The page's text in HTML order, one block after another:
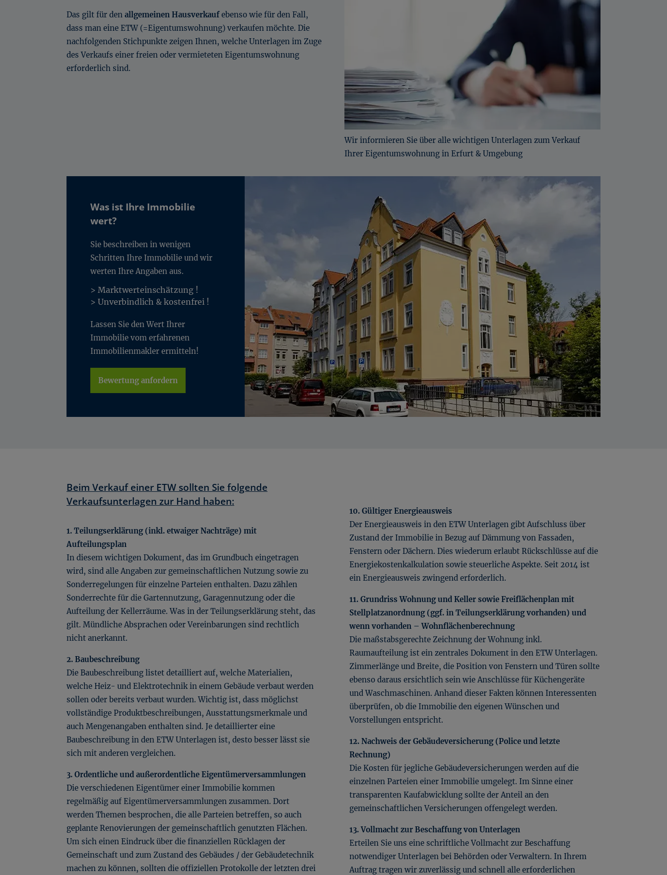
Grundstück verkaufen Erfurt
Grundstück verkaufen Sömmerda
Zinshaus und Renditeobjekt Bad Langensalza
Zinshaus und Renditeobjekt Sömmerda
Zinshaus und Renditeobjekt Arnstadt
Das gilt für den allgemeinen Hausverkaufebenso wie für den Fall,
dass man eine ETW (=Eigentumswohnung) verkaufen möchte. Die
nachfolgenden Stichpunkte zeigen Ihnen, welche Unterlagen im Zuge
des Verkaufs einer freien oder vermieteten Eigentumswohnung
erforderlich sind.
Wir informieren Sie über alle wichtigen Unterlagen zum Verkauf
Ihrer Eigentumswohnung in Erfurt & Umgebung
Was ist Ihre Immobilie
wert?
Sie beschreiben in wenigen
Schritten Ihre Immobilie und wir
werten Ihre Angaben aus.
> Marktwerteinschätzung !
> Unverbindlich & kostenfrei !
Lassen Sie den Wert Ihrer
Immobilie vom erfahrenen
Immobilienmakler ermitteln!
Bewertung anfordern
Beim Verkauf einer ETW sollten Sie folgende
Verkaufsunterlagen zur Hand haben:
1. Teilungserklärung (inkl. etwaiger Nachträge) mit
Aufteilungsplan
In diesem wichtigen Dokument, das im Grundbuch eingetragen
wird, sind alle Angaben zur gemeinschaftlichen Nutzung sowie zu
Sonderregelungen für einzelne Parteien enthalten. Dazu zählen
Sonderrechte für die Gartennutzung, Garagennutzung oder die
Aufteilung der Kellerräume. Was in der Teilungserklärung steht, das
gilt. Mündliche Absprachen oder Vereinbarungen sind rechtlich
nicht anerkannt.
2. Baubeschreibung
Die Baubeschreibung listet detailliert auf, welche Materialien,
welche Heiz- und Elektrotechnik in einem Gebäude verbaut werden
sollen oder bereits verbaut wurden. Wichtig ist, dass möglichst
vollständige Produktbeschreibungen, Ausstattungsmerkmale und
auch Mengenangaben enthalten sind. Je detaillierter eine
Baubeschreibung in den ETW Unterlagen ist, desto besser lässt sie
sich mit anderen vergleichen.
3. Ordentliche und außerordentliche Eigentümerversammlungen
Die verschiedenen Eigentümer einer Immobilie kommen
regelmäßig auf Eigentümerversammlungen zusammen. Dort
werden Themen besprochen, die alle Parteien betreffen, so auch
geplante Renovierungen der gemeinschaftlich genutzten Flächen.
Um sich einen Eindruck über die finanziellen Rücklagen der
Gemeinschaft und zum Zustand des Gebäudes / der Gebäudetechnik
machen zu können, sollten die offiziellen Protokolle der letzten drei
10. Gültiger Energieausweis
Der Energieausweis in den ETW Unterlagen gibt Aufschluss über
Zustand der Immobilie in Bezug auf Dämmung von Fassaden,
Fenstern oder Dächern. Dies wiederum erlaubt Rückschlüsse auf die
Energiekostenkalkulation sowie steuerliche Aspekte. Seit 2014 ist
ein Energieausweis zwingend erforderlich.
11. Grundriss Wohnung und Keller sowie Freiflächenplan mit
Stellplatzanordnung (ggf. in Teilungserklärung vorhanden) und
wenn vorhanden – Wohnflächenberechnung
Die maßstabsgerechte Zeichnung der Wohnung inkl.
Raumaufteilung ist ein zentrales Dokument in den ETW Unterlagen.
Zimmerlänge und Breite, die Position von Fenstern und Türen sollte
ebenso daraus ersichtlich sein wie Anschlüsse für Küchengeräte
und Waschmaschinen. Anhand dieser Fakten können Interessenten
überprüfen, ob die Immobilie den eigenen Wünschen und
Vorstellungen entspricht.
12. Nachweis der Gebäudeversicherung (Police und letzte
Rechnung)
Die Kosten für jegliche Gebäudeversicherungen werden auf die
einzelnen Parteien einer Immobilie umgelegt. Im Sinne einer
transparenten Kaufabwicklung sollte der Anteil an den
gemeinschaftlichen Versicherungen offengelegt werden.
13. Vollmacht zur Beschaffung von Unterlagen
Erteilen Sie uns eine schriftliche Vollmacht zur Beschaffung
notwendiger Unterlagen bei Behörden oder Verwaltern. In Ihrem
Auftrag tragen wir zuverlässig und schnell alle erforderlichen